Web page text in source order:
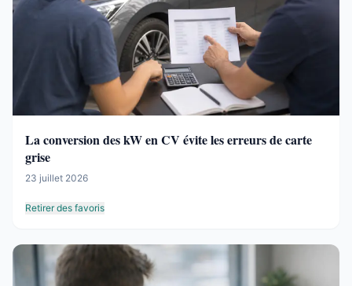
La conversion des kW en CV évite les erreurs de carte
grise
23 juillet 2026
Retirer des favoris